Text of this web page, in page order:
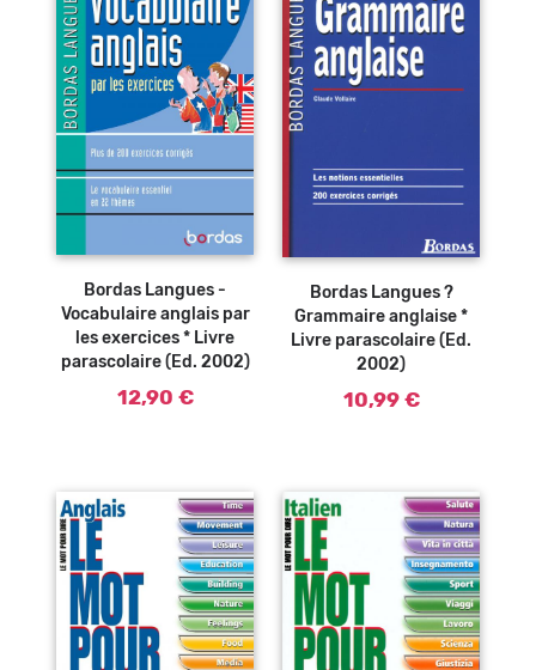
Ajouter au
Bordas Langues -
Vocabulaire anglais par
les exercices * Livre
parascolaire (Ed. 2002)
12,90 €
Ajouter au
Bordas Langues ?
Grammaire anglaise *
Livre parascolaire (Ed.
2002)
10,99 €